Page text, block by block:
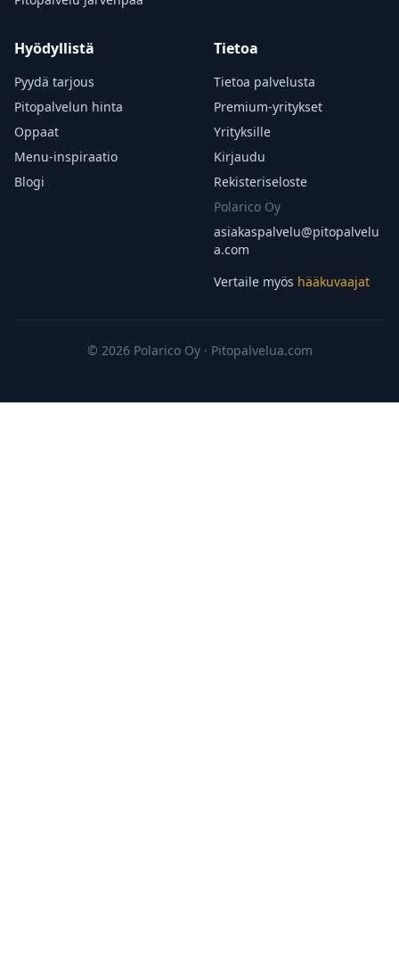
Hyödyllistä
Pyydä tarjous
Pitopalvelun hinta
Oppaat
Menu-inspiraatio
Blogi
Tietoa
Tietoa palvelusta
Premium-yritykset
Yrityksille
Kirjaudu
Rekisteriseloste
Polarico Oy
asiakaspalvelu@pitopalvelu
a.com
Vertaile myös hääkuvaajat
© 2026 Polarico Oy · Pitopalvelua.com